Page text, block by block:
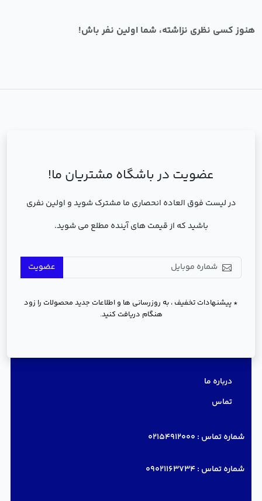
هنوز کسی نظری نزاشته، شما اولین نفر باش!
عضویت در باشگاه مشتریان ما!
در لیست فوق العاده انحصاری ما مشترک شوید و اولین نفری
باشید که از قیمت های آینده مطلع می شوید.
عضویت
* پیشنهادات تخفیف ، به روزرسانی ها و اطلاعات جدید محصولات را زود
هنگام دریافت کنید.
درباره ما
تماس
شماره تماس : 02154912000
شماره تماس :09021163734